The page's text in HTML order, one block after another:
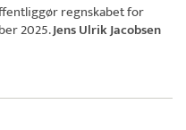
regnskabet for
2025.Jens Ulrik Jacobsen